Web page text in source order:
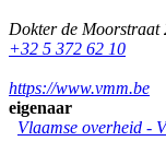
Dokter de Moorstraat
+32 5 372 62 10
https://www.vmm.be
eigenaar
Vlaamse overheid -